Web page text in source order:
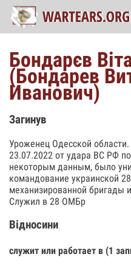
Бондарєв
(Бондарев
Иванович)
Загинув
Уроженец Одесской
23.07.2022 от удара ВС РФ
некоторым данным, было
командование украинской
механизированной бригады
Служил в 28 ОМБр
Відносини
служит или работает в (1